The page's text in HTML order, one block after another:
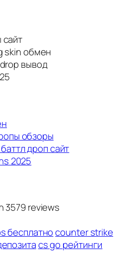
skin обмен
вывод
обзоры
дроп сайт
2025
3579reviews
бесплатно counter strike
cs go рейтинги